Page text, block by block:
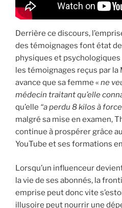
Derrière ce discours,
des témoignages font état
physiques et psychologiques
les témoignages reçus par
avance que sa femme « ne
médecin traitant qu’elle
qu’elle “a perdu 8 kilos à
malgré sa mise en examen,
continue à prospérer grâce
YouTube et ses formations
Lorsqu’un influenceur
la vie de ses abonnés, la
emprise peut donc vite
illusoire peut nourrir une